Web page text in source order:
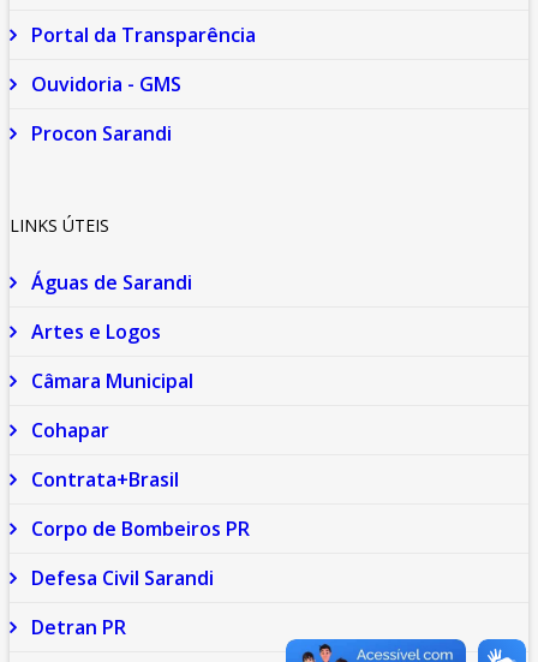
Portal da Transparência
Ouvidoria - GMS
Procon Sarandi
LINKS ÚTEIS
Águas de Sarandi
Artes e Logos
Câmara Municipal
Cohapar
Contrata+Brasil
Corpo de Bombeiros PR
Defesa Civil Sarandi
Detran PR